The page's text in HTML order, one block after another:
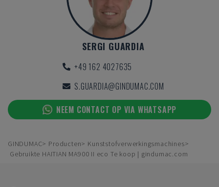
SERGI GUARDIA
+49 162 4027635
S.GUARDIA@GINDUMAC.COM
NEEM CONTACT OP VIA WHATSAPP
GINDUMAC Producten
Kunststofverwerkingsmachines
Gebruikte HAITIAN MA900 II eco Te koop | gindumac.com